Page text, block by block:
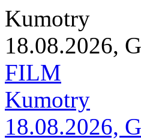
Kumotry
18.08.2026,
FILM
Kumotry
18.08.2026,